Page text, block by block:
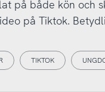
på både kön och
på Tiktok.
TIKTOK